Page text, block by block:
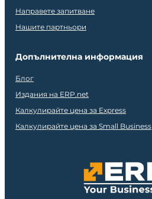
Направете запитване
Нашите партньори
Допълнителна информация
Блог
Издания на ERP.net
Калкулирайте цена за Express
Калкулирайте цена за Small Business